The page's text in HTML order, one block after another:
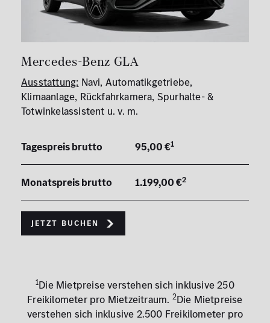
Mercedes-Benz GLA
Ausstattung: Navi, Automatikgetriebe,
Klimaanlage, Rückfahrkamera, Spurhalte- &
Totwinkelassistent u. v. m.
Tagespreis brutto 95,00 €1
Monatspreis brutto 1.199,00 €2
Jetzt buchen
1Die Mietpreise verstehen sich inklusive 250
Freikilometer pro Mietzeitraum. 2Die Mietpreise
verstehen sich inklusive 2.500 Freikilometer pro